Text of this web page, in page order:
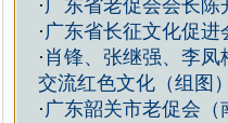
· 广东省老促会会长
· 广东省长征文化促
· 肖锋、张继强、李
交流红色文化（组图）
· 广东韶关市老促会